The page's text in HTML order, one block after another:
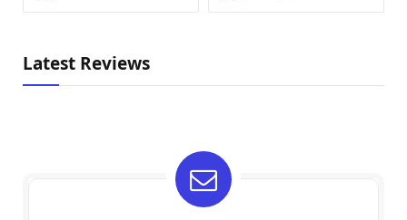
Latest Reviews